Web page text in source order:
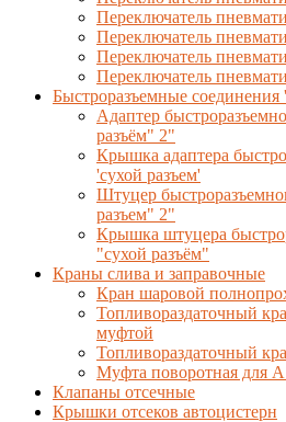
Переключатель
Переключатель
Переключатель
Переключатель
Быстроразъемные соединения
Адаптер
разъём" 2"
Крышка адаптера
'сухой разъем'
Штуцер
разъем" 2"
Крышка штуцера
"сухой разъём"
Краны слива и заправочные
Кран шаровой
Топливораздаточный
муфтой
Топливораздаточный
Муфта поворотная для
Клапаны отсечные
Крышки отсеков автоцистерн